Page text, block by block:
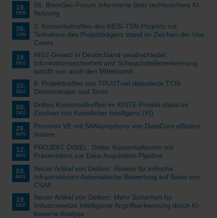
18.
FEB
56. BremSec-Forum informierte über rechtssichere KI-
Nutzung
26.
JAN
3. Konsortialtreffen des RESI-TSN-Projekts mit
Teilnahme des Projektträgers stand im Zeichen der Use
Cases
15.
DEZ
NIS2-Gesetz in Deutschland verabschiedet:
Informationssicherheit und Schwachstellenerkennung
betrifft nun auch den Mittelstand
10.
DEZ
6. Projekttreffen von TRUSTnet diskutierte TCN-
Demonstrator und Tests
08.
DEZ
Drittes Konsortialtreffen im KISTE-Projekt stand im
Zeichen von Künstlicher Intelligenz (KI)
26.
NOV
Proxmox VE mit SANsymphony von DataCore effizient
nutzen
12.
NOV
PROJEKT DiStEL: Dritter Konsortialtermin mit
Präsentation zur Data-Acquisition-Pipeline
03.
NOV
Neuer Artikel von Detken: Risiken für kritische
Infrastrukturen Automatische Bewertung auf Basis von
CSAF
19.
SEP
Neuer Artikel von Detken: Mehr Sicherheit für
Industrienetze Intelligente Angriffserkennung durch KI-
basierte Analyse